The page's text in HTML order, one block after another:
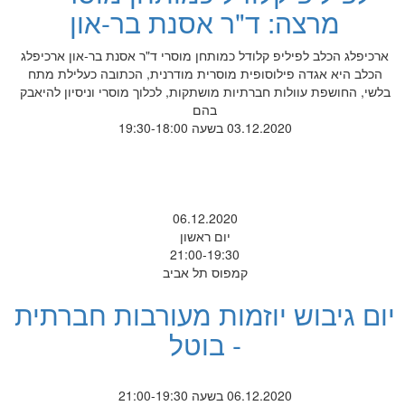
מרצה: ד"ר אסנת בר-און
ארכיפלג הכלב לפיליפ קלודל כמותחן מוסרי ד"ר אסנת בר-און ארכיפלג
הכלב היא אגדה פילוסופית מוסרית מודרנית, הכתובה כעלילת מתח
בלשי, החושפת עוולות חברתיות מושתקות, לכלוך מוסרי וניסיון להיאבק
בהם
03.12.2020 בשעה 19:30-18:00
06.12.2020
יום ראשון
21:00-19:30
קמפוס תל אביב
יום גיבוש יוזמות מעורבות חברתית
- בוטל
06.12.2020 בשעה 21:00-19:30